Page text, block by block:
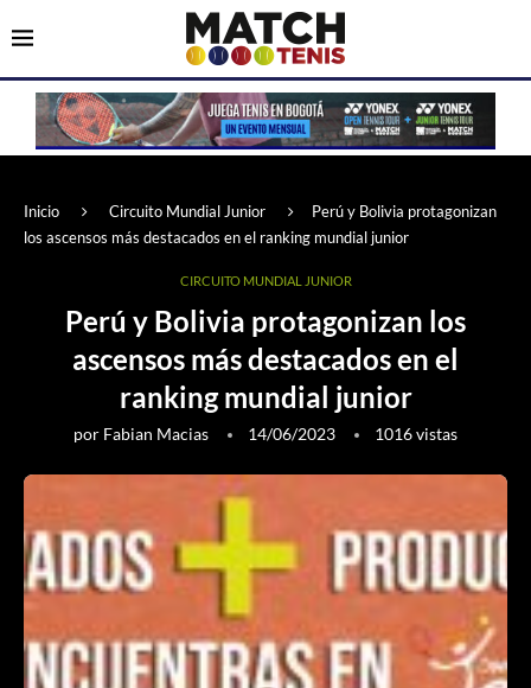
Inicio Circuito Mundial Junior
Perú y Bolivia protagonizan
los ascensos más destacados en el ranking mundial junior
CIRCUITO MUNDIAL JUNIOR
Perú y Bolivia protagonizan los
ascensos más destacados en el
ranking mundial junior
por Fabian Macias 14/06/2023 1016vistas